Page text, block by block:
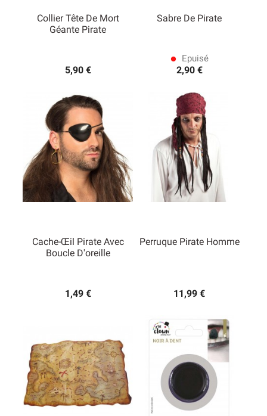
Collier Tête De Mort
Géante Pirate
5,90 €
Sabre De Pirate
lens Epuisé
2,90 €
Cache-Œil Pirate Avec
Boucle D'oreille
1,49 €
Perruque Pirate Homme
11,99 €